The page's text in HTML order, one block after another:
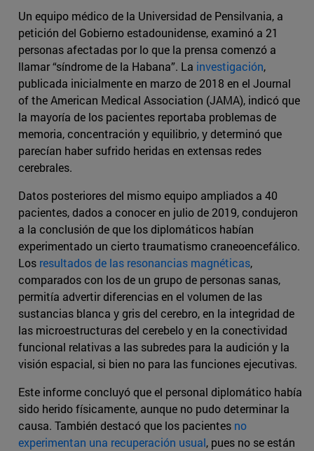
Un equipo médico de la Universidad de Pensilvania, a
petición del Gobierno estadounidense, examinó a 21
personas afectadas por lo que la prensa comenzó a
llamar “síndrome de la Habana”. La investigación,
publicada inicialmente en marzo de 2018 en el Journal
of the American Medical Association (JAMA), indicó que
la mayoría de los pacientes reportaba problemas de
memoria, concentración y equilibrio, y determinó que
parecían haber sufrido heridas en extensas redes
cerebrales.
Datos posteriores del mismo equipo ampliados a 40
pacientes, dados a conocer en julio de 2019, condujeron
a la conclusión de que los diplomáticos habían
experimentado un cierto traumatismo craneoencefálico.
Los resultados de las resonancias magnéticas,
comparados con los de un grupo de personas sanas,
permitía advertir diferencias en el volumen de las
sustancias blanca y gris del cerebro, en la integridad de
las microestructuras del cerebelo y en la conectividad
funcional relativas a las subredes para la audición y la
visión espacial, si bien no para las funciones ejecutivas.
Este informe concluyó que el personal diplomático había
sido herido físicamente, aunque no pudo determinar la
causa. También destacó que los pacientes no
experimentan una recuperación usual, pues no se están